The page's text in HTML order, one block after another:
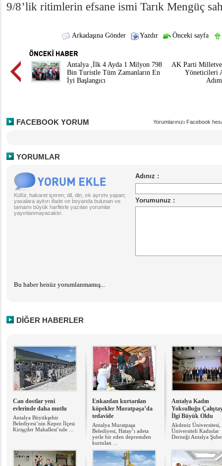
9/8’lik ritimlerin efsane ismi Tarık Mengüç
Arkadaşına Gönder Yazdır Önceki sayfa
Antalya ,İlk 4 Ayda 1 Milyon 798
Bin Turistle Tüm Zamanların En
İyi Başlangıcı
AK Parti
Yöneticileri
FACEBOOK YORUM Yorumlarınızı Facebook
YORUMLAR
Küfür, hakaret içeren; dil, din, ırk ayrımı yapan;
yasalara aykırı ifade ve beyanda bulunan ve
tamamı büyük harflerle yazılan yorumlar
yayınlanmayacaktır.
Bu haber henüz yorumlanmamış...
DİĞER HABERLER
Can dostlar yeni
evlerinde daha mutlu
Antalya Büyükşehir
Belediyesi’nin Kepez İlçesi
Kirişçiler Mahallesi’nde ...
Enkazdan kurtarılan
köpekler Muratpaşa’da
tedavide
Antalya Muratpaşa
Belediyesi, Hatay’ı adeta
yerle bir eden depremden
kurtulan ...
Antalya Kadın
Yoksulluğu
İlgi Büyük Oldu
Akdeniz
Üniversiteli Kadınlar
Derneği Antalya